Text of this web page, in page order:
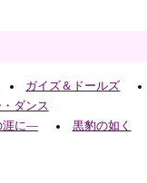
ガイズ＆ドールズ
ダンス
涯に―
黒豹の如く